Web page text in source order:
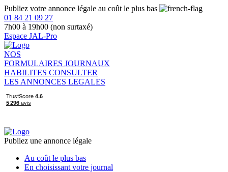
Publiez votre annonce légale au coût le plus bas
01 84 21 09 27
7h00 à 19h00 (non surtaxé)
Espace JAL-Pro
NOS
FORMULAIRES JOURNAUX
HABILITES CONSULTER
LES ANNONCES LEGALES
Publiez une annonce légale
Au coût le plus bas
En choisissant votre journal